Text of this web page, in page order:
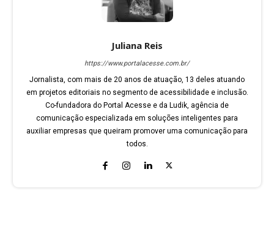
Juliana Reis
https://www.portalacesse.com.br/
Jornalista, com mais de 20 anos de atuação, 13 deles atuando
em projetos editoriais no segmento de acessibilidade e inclusão.
Co-fundadora do Portal Acesse e da Ludik, agência de
comunicação especializada em soluções inteligentes para
auxiliar empresas que queiram promover uma comunicação para
todos.